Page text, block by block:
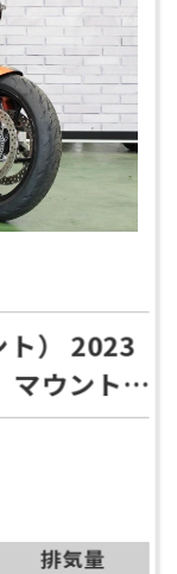
ト） 2023
ウント
排気量